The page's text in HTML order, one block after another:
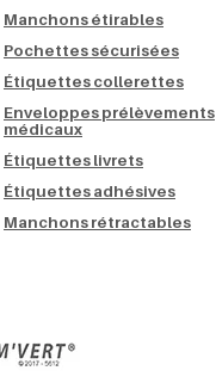
Manchons étirables
Pochettes sécurisées
Étiquettes collerettes
Enveloppes prélèvements
médicaux
Étiquettes livrets
Étiquettes adhésives
Manchons rétractables